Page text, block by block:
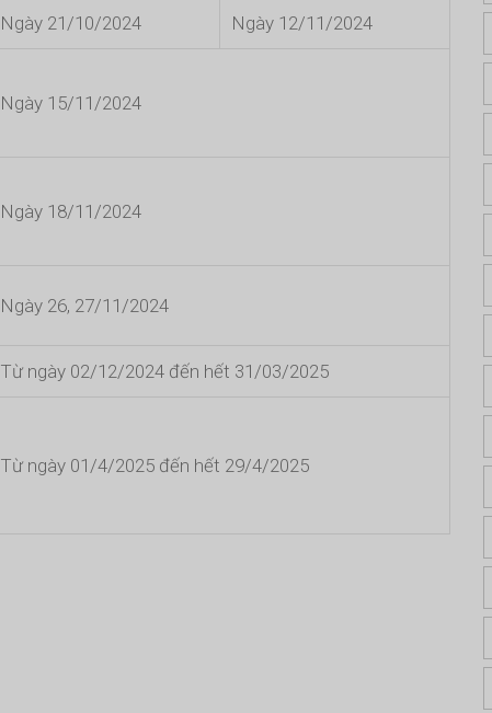
Ngày 21/10/2024 Ngày 12/11/2024
Ngày 15/11/2024
Ngày 18/11/2024
Ngày 26, 27/11/2024
Từ ngày 02/12/2024 đến hết 31/03/2025
Từ ngày 01/4/2025 đến hết 29/4/2025